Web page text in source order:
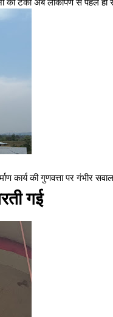
कार्य की गुणवत्ता पर गंभीर
गई